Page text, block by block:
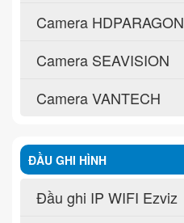
Camera HDPARAGON
Camera SEAVISION
Camera VANTECH
ĐẦU GHI HÌNH
Đầu ghi IP WIFI Ezviz